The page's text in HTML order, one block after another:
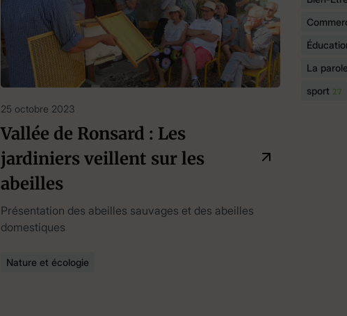
25 octobre 2023
Vallée de Ronsard : Les
jardiniers veillent sur les
abeilles
Présentation des abeilles sauvages et des abeilles
domestiques
Nature et écologie
La
sport 27